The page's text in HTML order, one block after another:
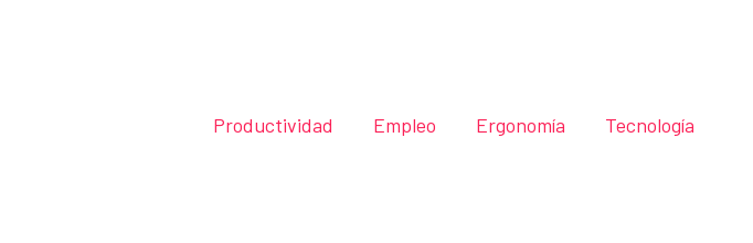
Productividad Empleo Ergonomía Tecnología